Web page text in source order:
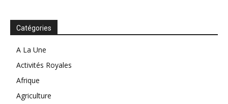
Catégories
A La Une
Activités Royales
Afrique
Agriculture